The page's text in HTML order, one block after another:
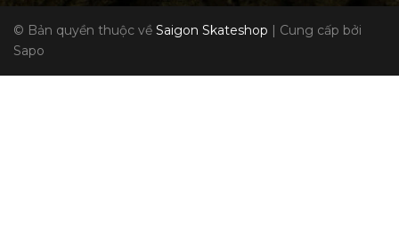
© Bản quyền thuộc về Saigon Skateshop
Cung cấp bởi
Sapo